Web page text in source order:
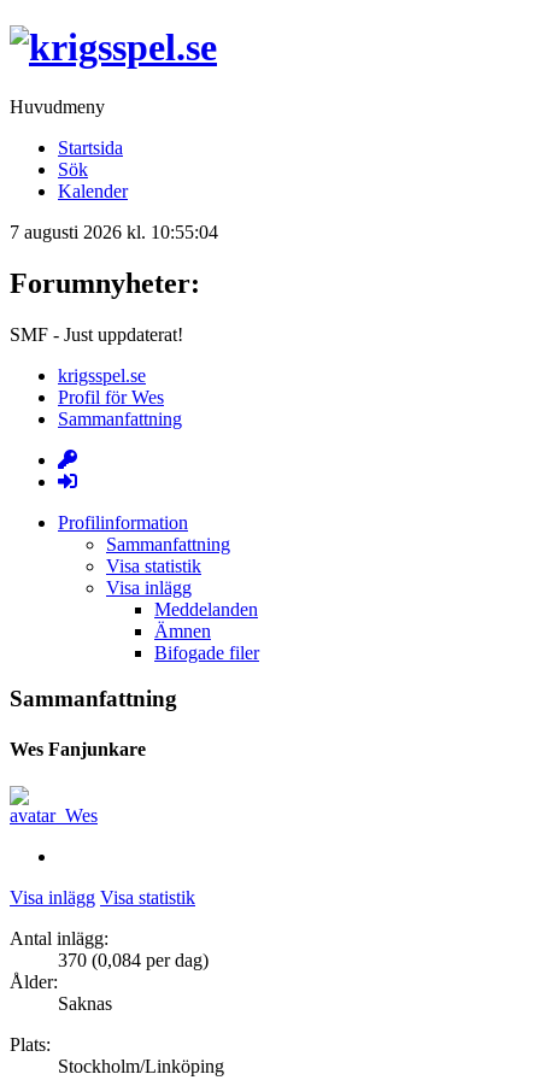
Huvudmeny
Startsida
Sök
Kalender
7 augusti 2026 kl. 10:55:04
Forumnyheter:
SMF - Just uppdaterat!
krigsspel.se
Profil för Wes
Sammanfattning
Profilinformation
Sammanfattning
Visa statistik
Visa inlägg
Meddelanden
Ämnen
Bifogade filer
Sammanfattning
Wes Fanjunkare
Visa inlägg Visa statistik
Antal inlägg:
370 (0,084 per dag)
Ålder:
Saknas
Plats:
Stockholm/Linköping